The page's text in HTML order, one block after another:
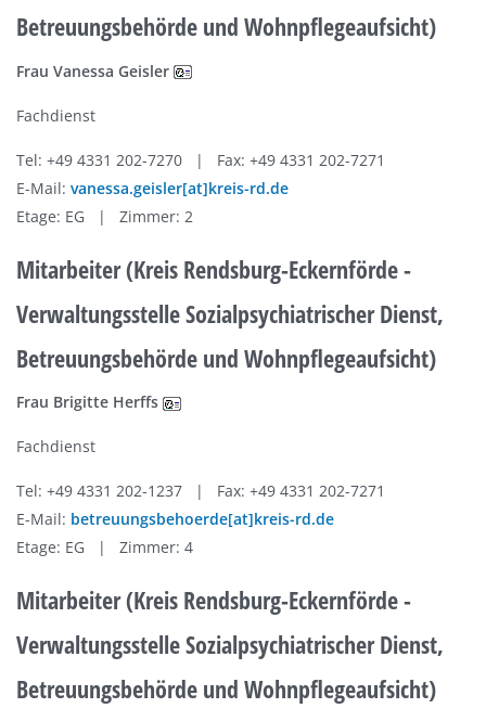
Betreuungsbehörde und Wohnpflegeaufsicht)
Frau Vanessa Geisler
Fachdienst
Tel: +49 4331 202-7270 | Fax: +49 4331 202-7271
E-Mail: vanessa.geisler[at]kreis-rd.de
Etage: EG | Zimmer: 2
Mitarbeiter (Kreis Rendsburg-Eckernförde -
Verwaltungsstelle Sozialpsychiatrischer Dienst,
Betreuungsbehörde und Wohnpflegeaufsicht)
Frau Brigitte Herffs
Fachdienst
Tel: +49 4331 202-1237 | Fax: +49 4331 202-7271
E-Mail: betreuungsbehoerde[at]kreis-rd.de
Etage: EG | Zimmer: 4
Mitarbeiter (Kreis Rendsburg-Eckernförde -
Verwaltungsstelle Sozialpsychiatrischer Dienst,
Betreuungsbehörde und Wohnpflegeaufsicht)